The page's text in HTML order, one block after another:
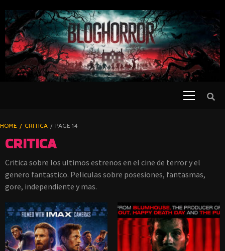
TO
CONTENT
BLOGHORROR
⋆
HOME CRITICA PAGE 14
CRITICA
Critica sobre los ultimos estrenos en el cine de terror y el
genero fantastico. Peliculas sobre posesiones, fantasmas,
gore, independiente y mas.